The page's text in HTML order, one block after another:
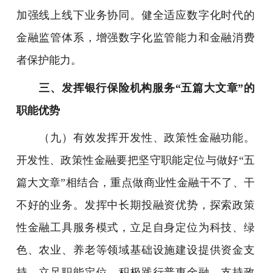
加强线上线下业务协同。健全适应数字化时代的
金融监管体系，增强数字化监管能力和金融消费
者保护能力。
三、发挥银行保险机构服务“五篇大文章”的
职能优势
（九）有效发挥开发性、政策性金融功能。
开发性、政策性金融要把坚守职能定位与做好“五
篇大文章”相结合，重点做商业性金融干不了、干
不好的业务。发挥中长期投融资优势，探索政策
性金融工具服务模式，立足自身定位为科技、绿
色、农业、养老等领域基础设施建设提供资金支